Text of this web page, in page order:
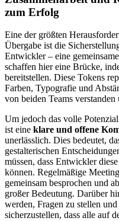
zum Erfolg
Eine der größten
Übergabe ist die
Entwickler – eine
schaffen hier eine Brücke,
bereitstellen. Diese Tokens
Farben, Typografie und
von beiden Teams
Um jedoch das volle
ist eine klare und offene
unerlässlich. Dies bedeutet,
gestalterischen
müssen, dass Entwickler
können. Regelmäßige
gemeinsam besprochen und
großer Bedeutung. Darüber
werden, Fragen zu stellen
sicherzustellen, dass alle auf